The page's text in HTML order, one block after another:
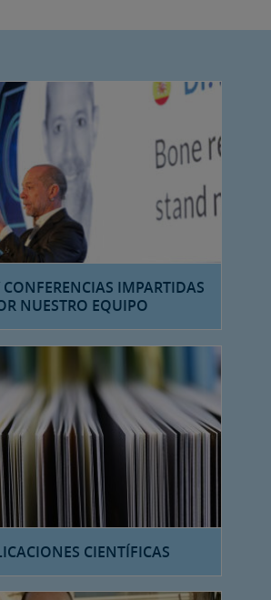
CONFERENCIAS IMPARTIDAS
NUESTRO EQUIPO
CIENTÍFICAS